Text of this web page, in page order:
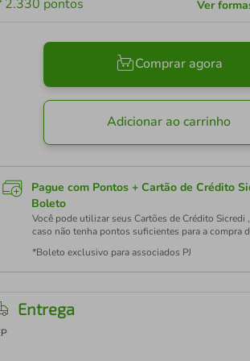
2.330 pontos Ver
Comprar agora
Adicionar ao carrinho
Pague com Pontos + Cartão de Crédito
Boleto
Você pode utilizar seus Cartões de Crédito Sicredi
caso não tenha pontos suficientes para a compra
*Boleto exclusivo para associados PJ
Entrega